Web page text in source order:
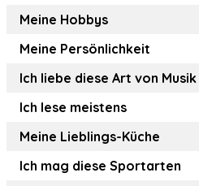
Meine Hobbys
Meine Persönlichkeit
Ich liebe diese Art von Musik
Ich lese meistens
Meine Lieblings-Küche
Ich mag diese Sportarten